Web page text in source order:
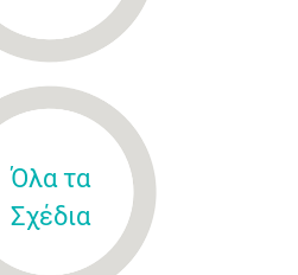
Όλα τα
Σχέδια